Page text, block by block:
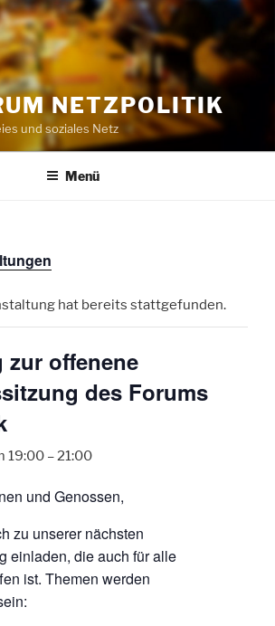
NETZPOLITIK
und soziales Netz
Menü
hat bereits stattgefunden.
zur offenene
des Forums
19:00 – 21:00
und Genossen,
zu unserer nächsten
einladen, die auch für alle
ist. Themen werden